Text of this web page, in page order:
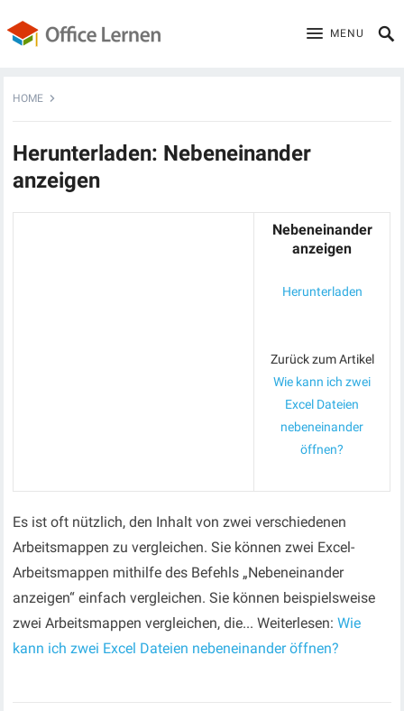
MENU
HOME
Herunterladen: Nebeneinander
anzeigen
Nebeneinander
anzeigen
Herunterladen
Zurück zum Artikel
Wie kann ich zwei
Excel Dateien
nebeneinander
öffnen?
Es ist oft nützlich, den Inhalt von zwei verschiedenen
Arbeitsmappen zu vergleichen. Sie können zwei Excel-
Arbeitsmappen mithilfe des Befehls „Nebeneinander
anzeigen“ einfach vergleichen. Sie können beispielsweise
zwei Arbeitsmappen vergleichen, die... Weiterlesen:Wie
kann ich zwei Excel Dateien nebeneinander öffnen?